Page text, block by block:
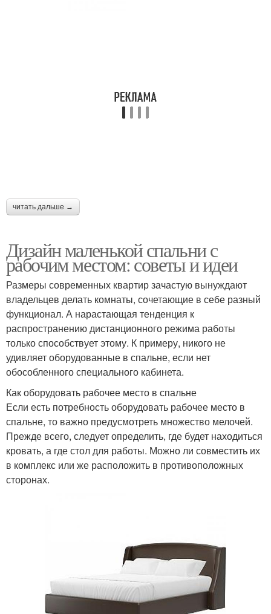
читать дальше →
Дизайн маленькой спальни с
рабочим местом: советы и идеи
Размеры современных квартир зачастую вынуждают
владельцев делать комнаты, сочетающие в себе разный
функционал. А нарастающая тенденция к
распространению дистанционного режима работы
только способствует этому. К примеру, никого не
удивляет оборудованные в спальне, если нет
обособленного специального кабинета.
Как оборудовать рабочее место в спальне
Если есть потребность оборудовать рабочее место в
спальне, то важно предусмотреть множество мелочей.
Прежде всего, следует определить, где будет находиться
кровать, а где стол для работы. Можно ли совместить их
в комплекс или же расположить в противоположных
сторонах.